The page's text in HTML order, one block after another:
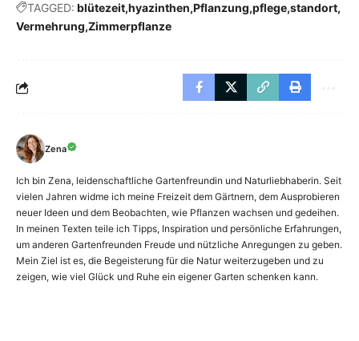
TAGGED: blütezeit hyazinthen Pflanzung pflege standort
Vermehrung Zimmerpflanze
Zena
Ich bin Zena, leidenschaftliche Gartenfreundin und Naturliebhaberin. Seit
vielen Jahren widme ich meine Freizeit dem Gärtnern, dem Ausprobieren
neuer Ideen und dem Beobachten, wie Pflanzen wachsen und gedeihen.
In meinen Texten teile ich Tipps, Inspiration und persönliche Erfahrungen,
um anderen Gartenfreunden Freude und nützliche Anregungen zu geben.
Mein Ziel ist es, die Begeisterung für die Natur weiterzugeben und zu
zeigen, wie viel Glück und Ruhe ein eigener Garten schenken kann.